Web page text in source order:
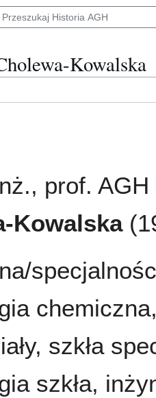
Kowalska
prof. AGH
Kowalska
szkła
szkła,